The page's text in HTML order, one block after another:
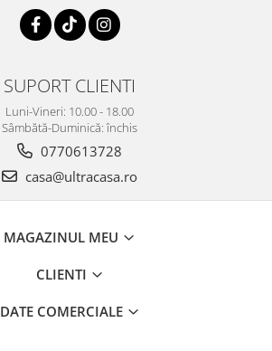
SUPORT CLIENTI
Luni-Vineri: 10.00 - 18.00
Sâmbătă-Duminică: închis
0770613728
casa@ultracasa.ro
MAGAZINUL MEU
CLIENTI
DATE COMERCIALE